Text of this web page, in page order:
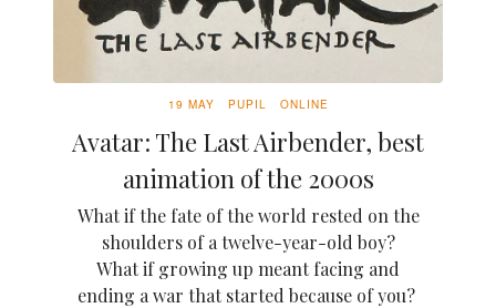
19 MAY PUPIL ONLINE
Avatar: The Last Airbender, best
animation of the 2000s
What if the fate of the world rested on the
shoulders of a twelve-year-old boy?
What if growing up meant facing and
ending a war that started because of you?